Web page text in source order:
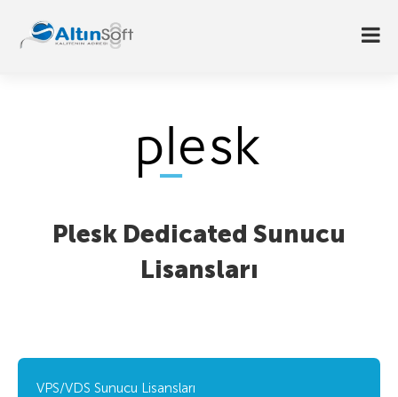
Plesk Dedicated Sunucu
Lisansları
VPS/VDS Sunucu Lisansları